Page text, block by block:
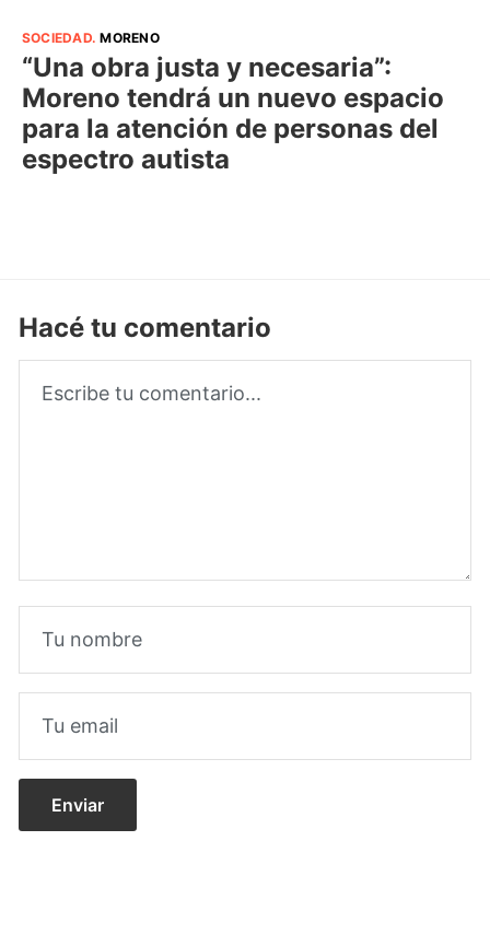
SOCIEDAD.MORENO
“Una obra justa y necesaria”:
Moreno tendrá un nuevo espacio
para la atención de personas del
espectro autista
Hacé tu comentario